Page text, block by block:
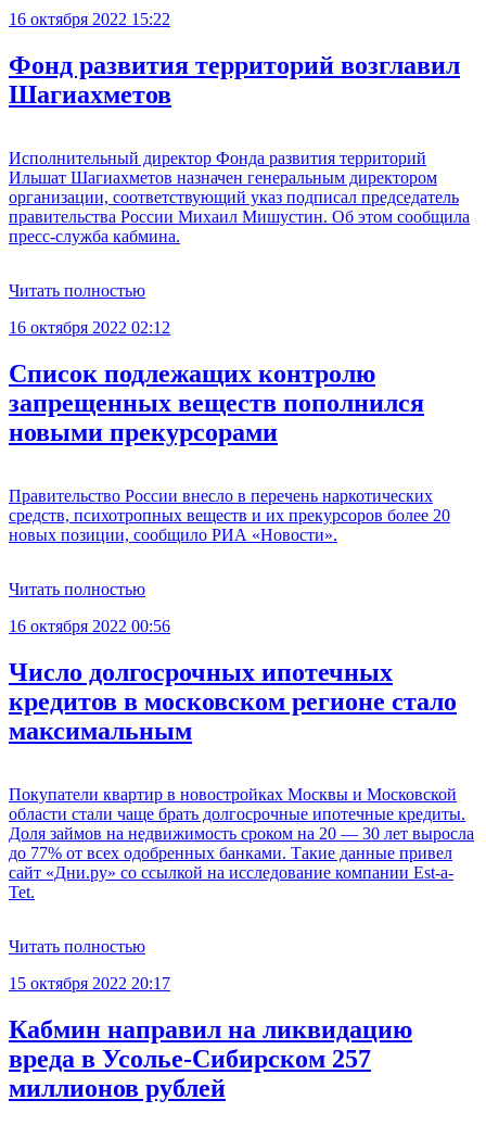
16 октября 2022 15:22
Фонд развития территорий возглавил
Шагиахметов
Исполнительный директор Фонда развития территорий
Ильшат Шагиахметов назначен генеральным директором
организации, соответствующий указ подписал председатель
правительства России Михаил Мишустин. Об этом сообщила
пресс-служба кабмина.
Читать полностью
16 октября 2022 02:12
Список подлежащих контролю
запрещенных веществ пополнился
новыми прекурсорами
Правительство России внесло в перечень наркотических
средств, психотропных веществ и их прекурсоров более 20
новых позиции, сообщило РИА «Новости».
Читать полностью
16 октября 2022 00:56
Число долгосрочных ипотечных
кредитов в московском регионе стало
максимальным
Покупатели квартир в новостройках Москвы и Московской
области стали чаще брать долгосрочные ипотечные кредиты.
Доля займов на недвижимость сроком на 20 — 30 лет выросла
до 77% от всех одобренных банками. Такие данные привел
сайт «Дни.ру» со ссылкой на исследование компании Est-a-
Tet.
Читать полностью
15 октября 2022 20:17
Кабмин направил на ликвидацию
вреда в Усолье-Сибирском 257
миллионов рублей